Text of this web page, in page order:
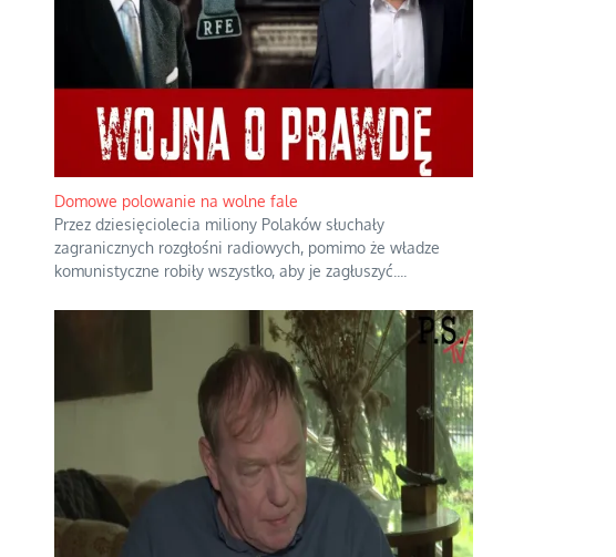
Domowe polowanie na wolne fale
Przez dziesięciolecia miliony Polaków słuchały
zagranicznych rozgłośni radiowych, pomimo że władze
komunistyczne robiły wszystko, aby je zagłuszyć.